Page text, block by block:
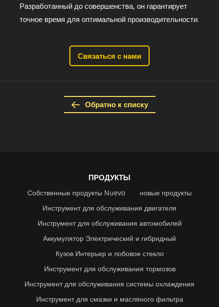
Разработанный до совершенства, он гарантирует
точное время для оптимальной производительности.
Связаться с нами
Обратно к списку
ПРОДУКТЫ
Собственные продукты Nuevo
новые продукты
Инструмент для обслуживания двигателя
Инструмент для обслуживания автомобилей
Аккумулятор Электрический и гибридный
Кузов Интерьер и лобовое стекло
Инструмент для обслуживания тормозов
Инструмент для обслуживания системы охлаждения
Инструмент для смазки и масляного фильтра